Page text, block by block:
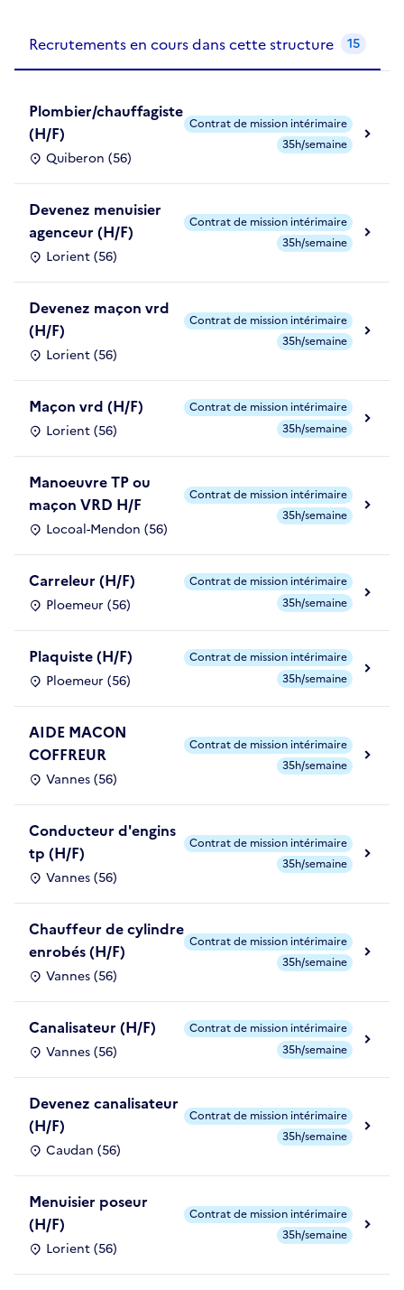
Recrutements en cours dans cette structure 15
Plombier/chauffagiste
(H/F)
Quiberon (56)
Contrat de mission intérimaire
35h/semaine
Devenez menuisier
agenceur (H/F)
Lorient (56)
Contrat de mission intérimaire
35h/semaine
Devenez maçon vrd
(H/F)
Lorient (56)
Contrat de mission intérimaire
35h/semaine
Maçon vrd (H/F)
Lorient (56)
Contrat de mission intérimaire
35h/semaine
Manoeuvre TP ou
maçon VRD H/F
Locoal-Mendon (56)
Contrat de mission intérimaire
35h/semaine
Carreleur (H/F)
Ploemeur (56)
Contrat de mission intérimaire
35h/semaine
Plaquiste (H/F)
Ploemeur (56)
Contrat de mission intérimaire
35h/semaine
AIDE MACON
COFFREUR
Vannes (56)
Contrat de mission intérimaire
35h/semaine
Conducteur d'engins
tp (H/F)
Vannes (56)
Contrat de mission intérimaire
35h/semaine
Chauffeur de cylindre
enrobés (H/F)
Vannes (56)
Contrat de mission intérimaire
35h/semaine
Canalisateur (H/F)
Vannes (56)
Contrat de mission intérimaire
35h/semaine
Devenez canalisateur
(H/F)
Caudan (56)
Contrat de mission intérimaire
35h/semaine
Menuisier poseur
(H/F)
Lorient (56)
Contrat de mission intérimaire
35h/semaine